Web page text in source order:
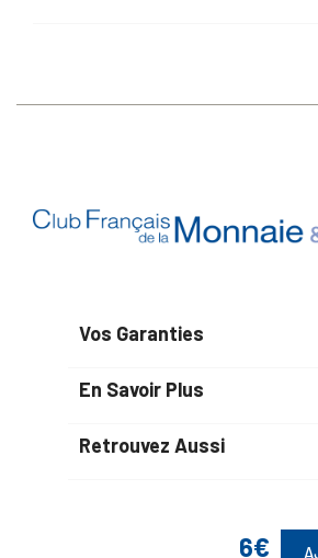
6€
Vos Garanties
En Savoir Plus
Retrouvez Aussi